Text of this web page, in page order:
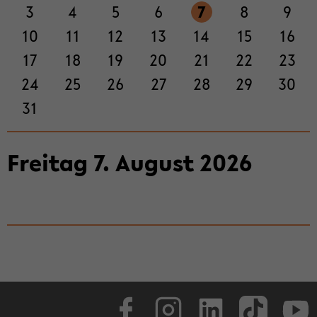
seln
3
4 5 6 7 8
9
10
11 12 13 14 15
16
17
18 19 20 21 22
23
24
25 26 27 28 29
30
31
Frei­tag 7. Au­gust2026
Face­book